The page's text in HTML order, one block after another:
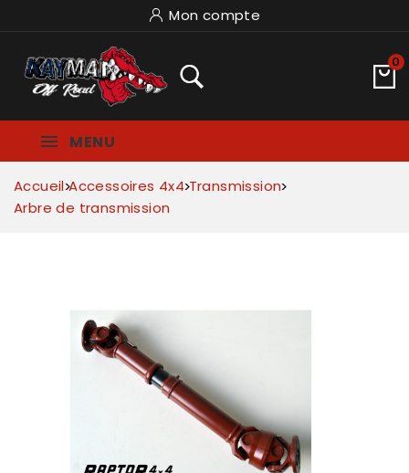
Mon compte
0
MENU
Accueil Accessoires 4x4 Transmission
Arbre de transmission